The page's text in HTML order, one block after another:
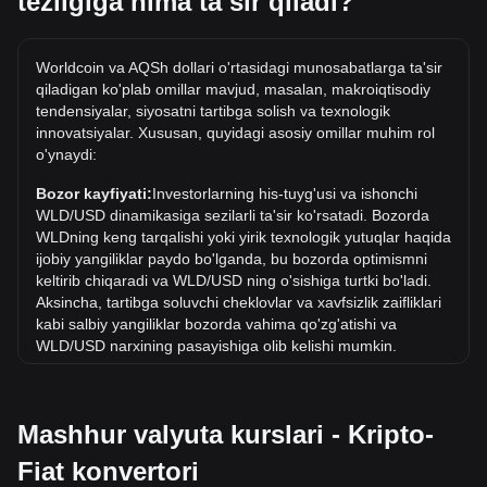
USD dagi 1 WLD ning eng yuqori narxi $11.82. 1 WLD/USD
qiymati joriy eng yuqori ko'rsatkichdan oshib ketishini ko'rish
kerak.
USD da narx dinamikasi qanday?
Oxirgi 7 kun ichida Worldcoin (WLD) kursi 0.51% ga oshdi.
Oxirgi oyda Worldcoin (WLD) ayirboshlash kursi AQSh
dollari (USD) ga nisbatan 19.07% ga tushdi.
Worldcoin va AQSh dollari o'rtasidagi munosabatlarga ta'sir
qiladigan ko'plab omillar mavjud, masalan, makroiqtisodiy
tendensiyalar, siyosatni tartibga solish va texnologik
innovatsiyalar. Xususan, quyidagi asosiy omillar muhim rol
o'ynaydi:
Bozor kayfiyati:Investorlarning his-tuyg'usi va ishonchi
WLD/USD dinamikasiga sezilarli ta'sir ko'rsatadi. Bozorda
WLDning keng tarqalishi yoki yirik texnologik yutuqlar haqida
ijobiy yangiliklar paydo bo'lganda, bu bozorda optimismni
keltirib chiqaradi va WLD/USD ning o'sishiga turtki bo'ladi.
Aksincha, tartibga soluvchi cheklovlar va xavfsizlik zaifliklari
kabi salbiy yangiliklar bozorda vahima qo'zg'atishi va
WLD/USD narxining pasayishiga olib kelishi mumkin.
bu esa o'z navbatida AQSh dollari kabi an'anaviy
valyutalarga nisbatan ularning qiymatini belgilaydi. Aniq va
qo'llab-quvvatlovchi qoidalar investorlarning
Mashhur valyuta kurslari - Kripto-
Fiat konvertori